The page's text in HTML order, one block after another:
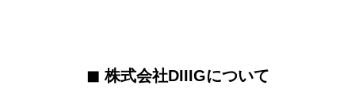
◼︎ 株式会社DIIIGについて